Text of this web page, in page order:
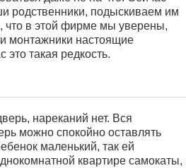
родственники, подыскиваем им
что в этой фирме мы уверены,
монтажники настоящие
такая редкость.
нареканий нет. Вся
можно спокойно оставлять
маленький, так ей
квартире самокаты,